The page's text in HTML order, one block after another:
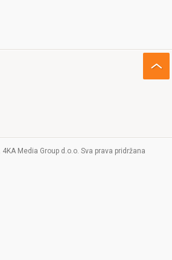
Media Group d.o.o. Sva prava pridržana